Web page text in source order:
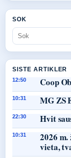
SOK
SISTE ARTIKLER
12:50 Coop
10:31 MG ZS
22:30 Hvit
10:31
2026
vieta,